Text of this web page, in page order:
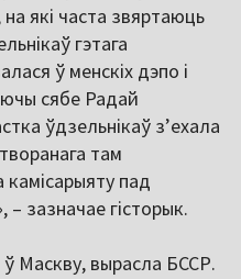
які часта звяртаюць
гэтага
ў менскіх дэпо і
сябе Радай
ўдзельнікаў зʼехала
там
камісарыяту пад
– зазначае гісторык.
ў Маскву, вырасла БССР.